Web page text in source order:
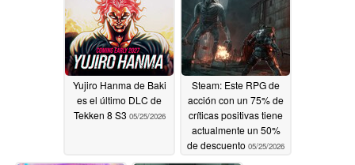
Yujiro Hanma de Baki
es el último DLC de
Tekken 8 S3 05/25/2026
Steam: Este RPG de
acción con un 75% de
críticas positivas tiene
actualmente un 50%
de descuento 05/25/2026